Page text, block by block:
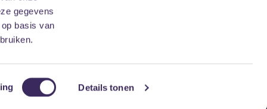
gegevens
basis van
Details tonen